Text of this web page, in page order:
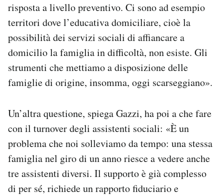
risposta a livello preventivo. Ci sono ad esempio
territori dove l’educativa domiciliare, cioè la
possibilità dei servizi sociali di affiancare a
domicilio la famiglia in difficoltà, non esiste. Gli
strumenti che mettiamo a disposizione delle
famiglie di origine, insomma, oggi scarseggiano».
Un’altra questione, spiega Gazzi, ha poi a che fare
con il turnover degli assistenti sociali: «È un
problema che noi solleviamo da tempo: una stessa
famiglia nel giro di un anno riesce a vedere anche
tre assistenti diversi. Il supporto è già complesso
di per sé, richiede un rapporto fiduciario e